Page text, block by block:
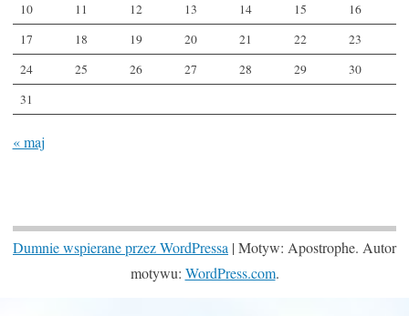
10
11 12 13 14 15
16
17
18 19 20 21 22
23
24
25 26 27 28 29
30
31
« maj
Dumnie wspierane przez WordPressa | Motyw: Apostrophe. Autor
motywu: WordPress.com.